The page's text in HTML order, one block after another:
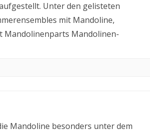
Unter den gelisteten
mit Mandoline,
Mandolinen-
Mandoline besonders unter dem